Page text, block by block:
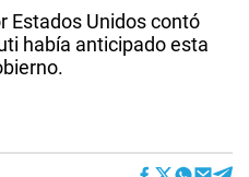
Estados Unidos contó
había anticipado esta